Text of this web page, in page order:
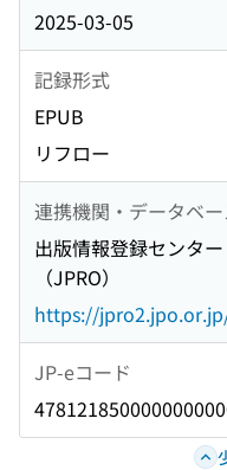
2025-03-05
記録形式
EPUB
リフロー
連携機関・データベー
出版情報登録センタ
（JPRO）
https://
JP-eコード